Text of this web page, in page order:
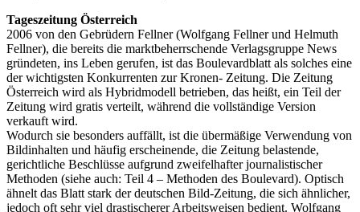
Tageszeitung Österreich
2006 von den Gebrüdern Fellner (Wolfgang Fellner und Helmuth
Fellner), die bereits die marktbeherrschende Verlagsgruppe News
gründeten, ins Leben gerufen, ist das Boulevardblatt als solches eine
der wichtigsten Konkurrenten zur Kronen- Zeitung. Die Zeitung
Österreich wird als Hybridmodell betrieben, das heißt, ein Teil der
Zeitung wird gratis verteilt, während die vollständige Version
verkauft wird.
Wodurch sie besonders auffällt, ist die übermäßige Verwendung von
Bildinhalten und häufig erscheinende, die Zeitung belastende,
gerichtliche Beschlüsse aufgrund zweifelhafter journalistischer
Methoden (siehe auch: Teil 4 – Methoden des Boulevard). Optisch
ähnelt das Blatt stark der deutschen Bild-Zeitung, die sich ähnlicher,
jedoch oft sehr viel drastischerer Arbeitsweisen bedient. Wolfgang